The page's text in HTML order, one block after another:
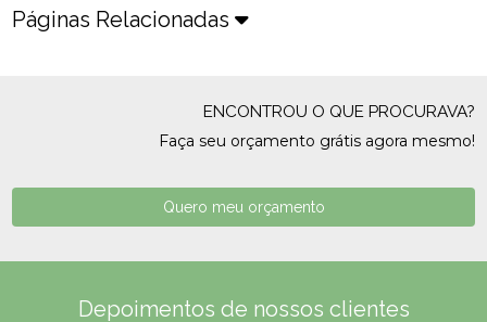
Páginas Relacionadas
ENCONTROU O QUE PROCURAVA?
Faça seu orçamento grátis agora mesmo!
Quero meu orçamento
Depoimentos de nossos clientes